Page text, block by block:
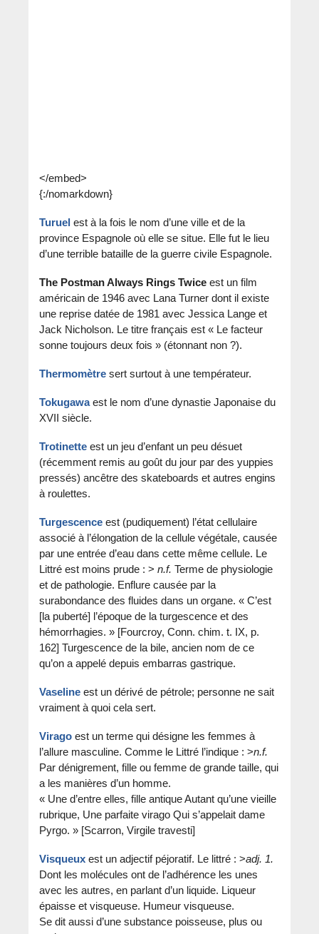
</embed>
{:/nomarkdown}
Turuel est à la fois le nom d’une ville et de la
province Espagnole où elle se situe. Elle fut le lieu
d’une terrible bataille de la guerre civile Espagnole.
The Postman Always Rings Twice est un film
américain de 1946 avec Lana Turner dont il existe
une reprise datée de 1981 avec Jessica Lange et
Jack Nicholson. Le titre français est « Le facteur
sonne toujours deux fois » (étonnant non ?).
Thermomètre sert surtout à une températeur.
Tokugawaest le nom d’une dynastie Japonaise du
XVII siècle.
Trotinette est un jeu d’enfant un peu désuet
(récemment remis au goût du jour par des yuppies
pressés) ancêtre des skateboards et autres engins
à roulettes.
Turgescence est (pudiquement) l’état cellulaire
associé à l’élongation de la cellule végétale, causée
par une entrée d’eau dans cette même cellule. Le
Littré est moins prude : > n.f. Terme de physiologie
et de pathologie. Enflure causée par la
surabondance des fluides dans un organe. « C’est
[la puberté] l’époque de la turgescence et des
hémorrhagies. » [Fourcroy, Conn. chim. t. IX, p.
162] Turgescence de la bile, ancien nom de ce
qu’on a appelé depuis embarras gastrique.
Vaseline est un dérivé de pétrole; personne ne sait
vraiment à quoi cela sert.
Virago est un terme qui désigne les femmes à
l’allure masculine. Comme le Littré l’indique : >n.f.
Par dénigrement, fille ou femme de grande taille, qui
a les manières d’un homme.
« Une d’entre elles, fille antique Autant qu’une vieille
rubrique, Une parfaite virago Qui s’appelait dame
Pyrgo. » [Scarron, Virgile travesti]
Visqueux est un adjectif péjoratif. Le littré : >adj. 1.
Dont les molécules ont de l’adhérence les unes
avec les autres, en parlant d’un liquide. Liqueur
épaisse et visqueuse. Humeur visqueuse.
Se dit aussi d’une substance poisseuse, plus ou